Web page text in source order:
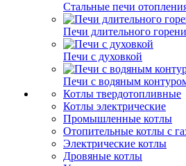
Стальные печи
Печи длительного
Печи с духовкой
Печи с водяным
Котлы твердотопливные
Котлы электрические
Промышленные котлы
Отопительные котлы с
Электрические котлы
Дровяные котлы